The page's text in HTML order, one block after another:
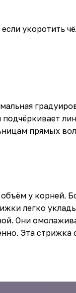
укоротить
прямых
у корней.
легко
Они
Эта стрижка